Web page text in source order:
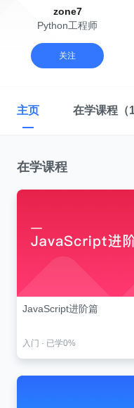
zone7
Python工程师
关注
主页 在学课程 （
在学课程
JavaScript进阶篇
入门 · 已学0%